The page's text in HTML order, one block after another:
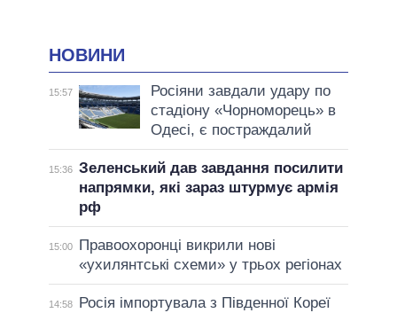
НОВИНИ
15:57
Росіяни завдали удару по
стадіону «Чорноморець» в
Одесі, є постраждалий
15:36 Зеленський дав завдання посилити
напрямки, які зараз штурмує армія
рф
15:00
Правоохоронці викрили нові
«ухилянтські схеми» у трьох регіонах
14:58
Росія імпортувала з Південної Кореї